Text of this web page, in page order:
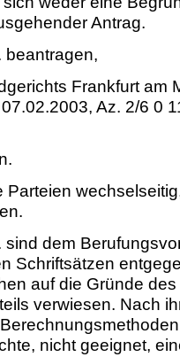
Antrag.
beantragen,
Frankfurt am
Az. 2/6 0
Parteien
dem
Schriftsätzen
auf die Gründe
verwiesen. Nach
nicht geeignet,